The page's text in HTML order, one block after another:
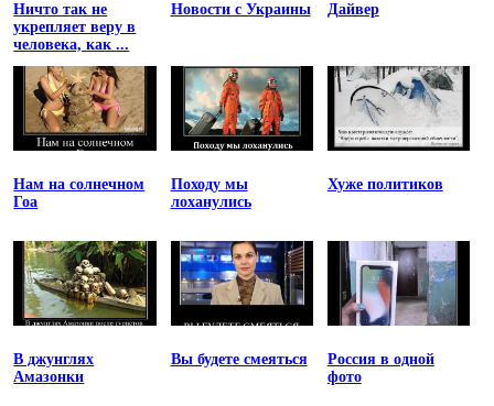
Ничто так не
укрепляет веру в
человека, как ...
Новости с Украины Дайвер
Нам на солнечном
Гоа
Походу мы
лоханулись
Хуже политиков
В джунглях
Амазонки
Вы будете смеяться
Россия в одной
фото